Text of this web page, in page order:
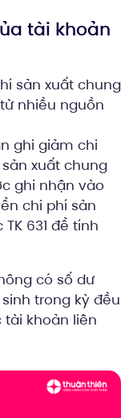
tài khoản
sản xuất chung
nhiều nguồn
ghi giảm chi
xuất chung
ghi nhận vào
chi phí sản
631 để tính
có số dư
trong kỳ đều
khoản liên